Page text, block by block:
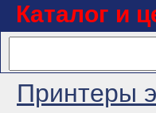
Каталог и
Принтеры